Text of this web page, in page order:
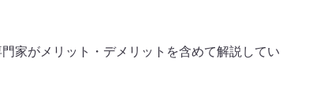
家がメリット・デメリットを含めて解説してい